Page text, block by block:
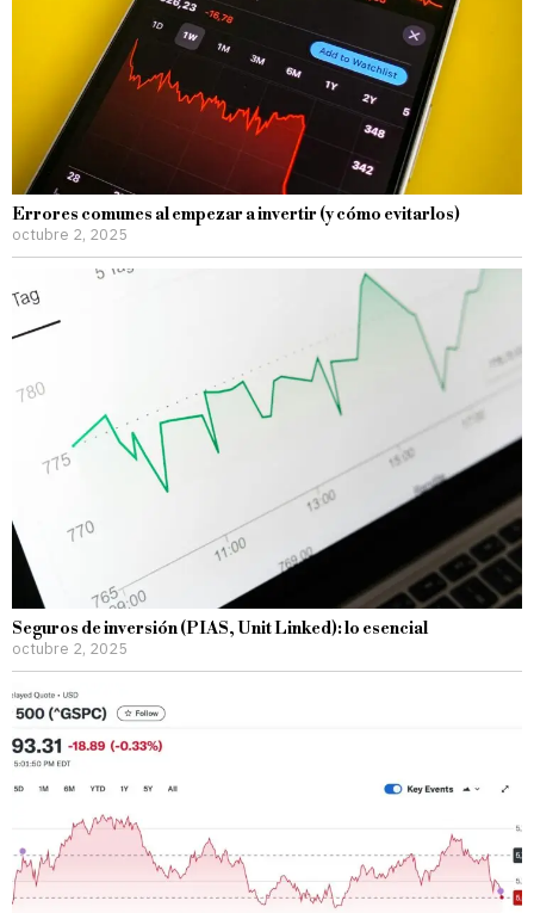
Errores comunes al empezar a invertir (y cómo evitarlos)
octubre 2, 2025
Seguros de inversión (PIAS, Unit Linked): lo esencial
octubre 2, 2025